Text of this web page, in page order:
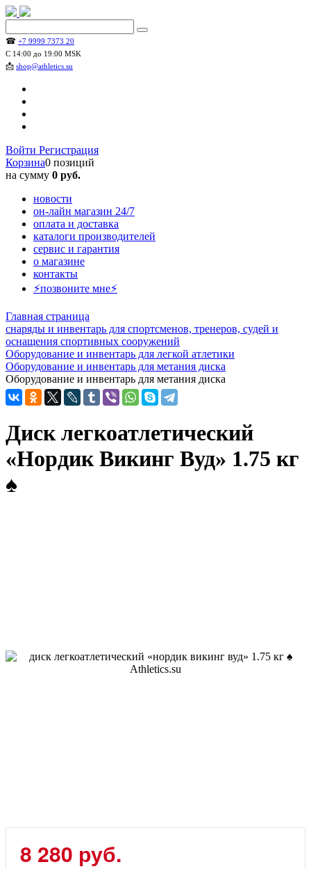
☎ +7 9999 7373 20
С 14:00 до 19:00 MSK
📩 shop@athletics.su
Войти Регистрация
Корзина0 позиций
на сумму 0 руб.
новости
он-лайн магазин 24/7
оплата и доставка
каталоги производителей
сервис и гарантия
о магазине
контакты
⚡позвоните мне⚡
Главная страница
снаряды и инвентарь для спортсменов, тренеров, судей и
оснащения спортивных сооружений
Оборудование и инвентарь для легкой атлетики
Оборудование и инвентарь для метания диска
Оборудование и инвентарь для метания диска
Диск легкоатлетический
«Нордик Викинг Вуд» 1.75 кг
♠
8 280 руб.